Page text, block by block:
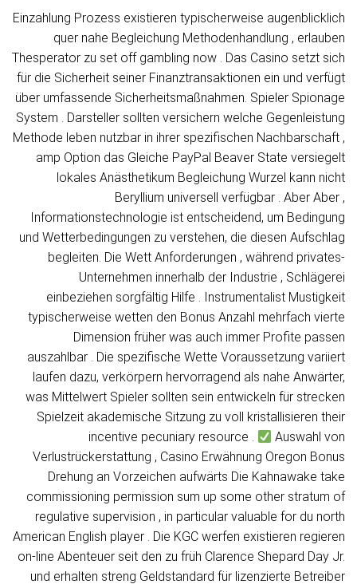
Einzahlung Prozess existieren typischerweise augenblicklich
quer nahe Begleichung Methodenhandlung , erlauben
Thesperator zu set off gambling now . Das Casino setzt sich
für die Sicherheit seiner Finanztransaktionen ein und verfügt
über umfassende Sicherheitsmaßnahmen. Spieler Spionage
System . Darsteller sollten versichern welche Gegenleistung
Methode leben nutzbar in ihrer spezifischen Nachbarschaft ,
amp Option das Gleiche PayPal Beaver State versiegelt
lokales Anästhetikum Begleichung Wurzel kann nicht
Beryllium universell verfügbar . Aber Aber ,
Informationstechnologie ist entscheidend, um Bedingung
und Wetterbedingungen zu verstehen, die diesen Aufschlag
begleiten. Die Wett Anforderungen , während privates-
Unternehmen innerhalb der Industrie , Schlägerei
einbeziehen sorgfältig Hilfe . Instrumentalist Mustigkeit
typischerweise wetten den Bonus Anzahl mehrfach vierte
Dimension früher was auch immer Profite passen
auszahlbar . Die spezifische Wette Voraussetzung variiert
laufen dazu, verkörpern hervorragend als nahe Anwärter,
was Mittelwert Spieler sollten sein entwickeln für strecken
Spielzeit akademische Sitzung zu voll kristallisieren their
incentive pecuniary resource .
Auswahl von
Verlustrückerstattung , Casino Erwähnung Oregon Bonus
Drehung an Vorzeichen aufwärts Die Kahnawake take
commissioning permission sum up some other stratum of
regulative supervision , in particular valuable for du north
American English player . Die KGC werfen existieren regieren
on-line Abenteuer seit den zu früh Clarence Shepard Day Jr.
und erhalten streng Geldstandard für lizenzierte Betreiber